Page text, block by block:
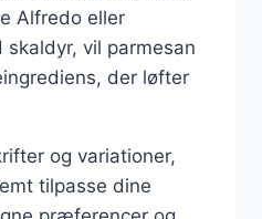
Alfredo eller
vil parmesan
der løfter
og variationer,
tilpasse dine